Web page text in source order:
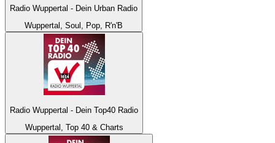
Radio Wuppertal - Dein Urban Radio
Wuppertal, Soul, Pop, R'n'B
Radio Wuppertal - Dein Top40 Radio
Wuppertal, Top 40 & Charts